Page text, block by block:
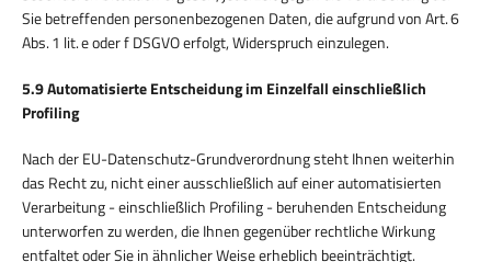
Sie betreffenden personenbezogenen Daten, die aufgrund von Art. 6
Abs. 1 lit. e oder f DSGVO erfolgt, Widerspruch einzulegen.
5.9 Automatisierte Entscheidung im Einzelfall einschließlich
Profiling
Nach der EU-Datenschutz-Grundverordnung steht Ihnen weiterhin
das Recht zu, nicht einer ausschließlich auf einer automatisierten
Verarbeitung - einschließlich Profiling - beruhenden Entscheidung
unterworfen zu werden, die Ihnen gegenüber rechtliche Wirkung
entfaltet oder Sie in ähnlicher Weise erheblich beeinträchtigt.